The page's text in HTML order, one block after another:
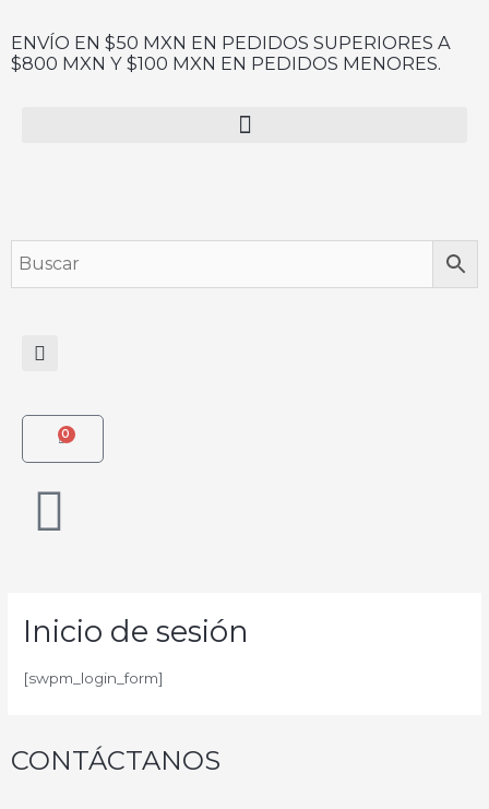
contenido
ENVÍO EN $50 MXN EN PEDIDOS SUPERIORES A
$800 MXN Y $100 MXN EN PEDIDOS MENORES.
Menu
Search
0CART
Inicio de sesión
[swpm_login_form]
CONTÁCTANOS